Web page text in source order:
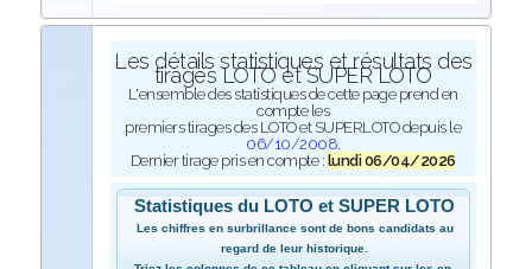
Les détails statistiques et résultats des
tirages LOTO et SUPER LOTO
L'ensemble des statistiques de cette page prend en
compte les
premiers tirages des LOTO et SUPERLOTO depuis le
06/10/2008.
Dernier tirage pris en compte : lundi 06/04/2026
Statistiques du LOTO et SUPER LOTO
Les chiffres en surbrillance sont de bons candidats au
regard de leur historique.